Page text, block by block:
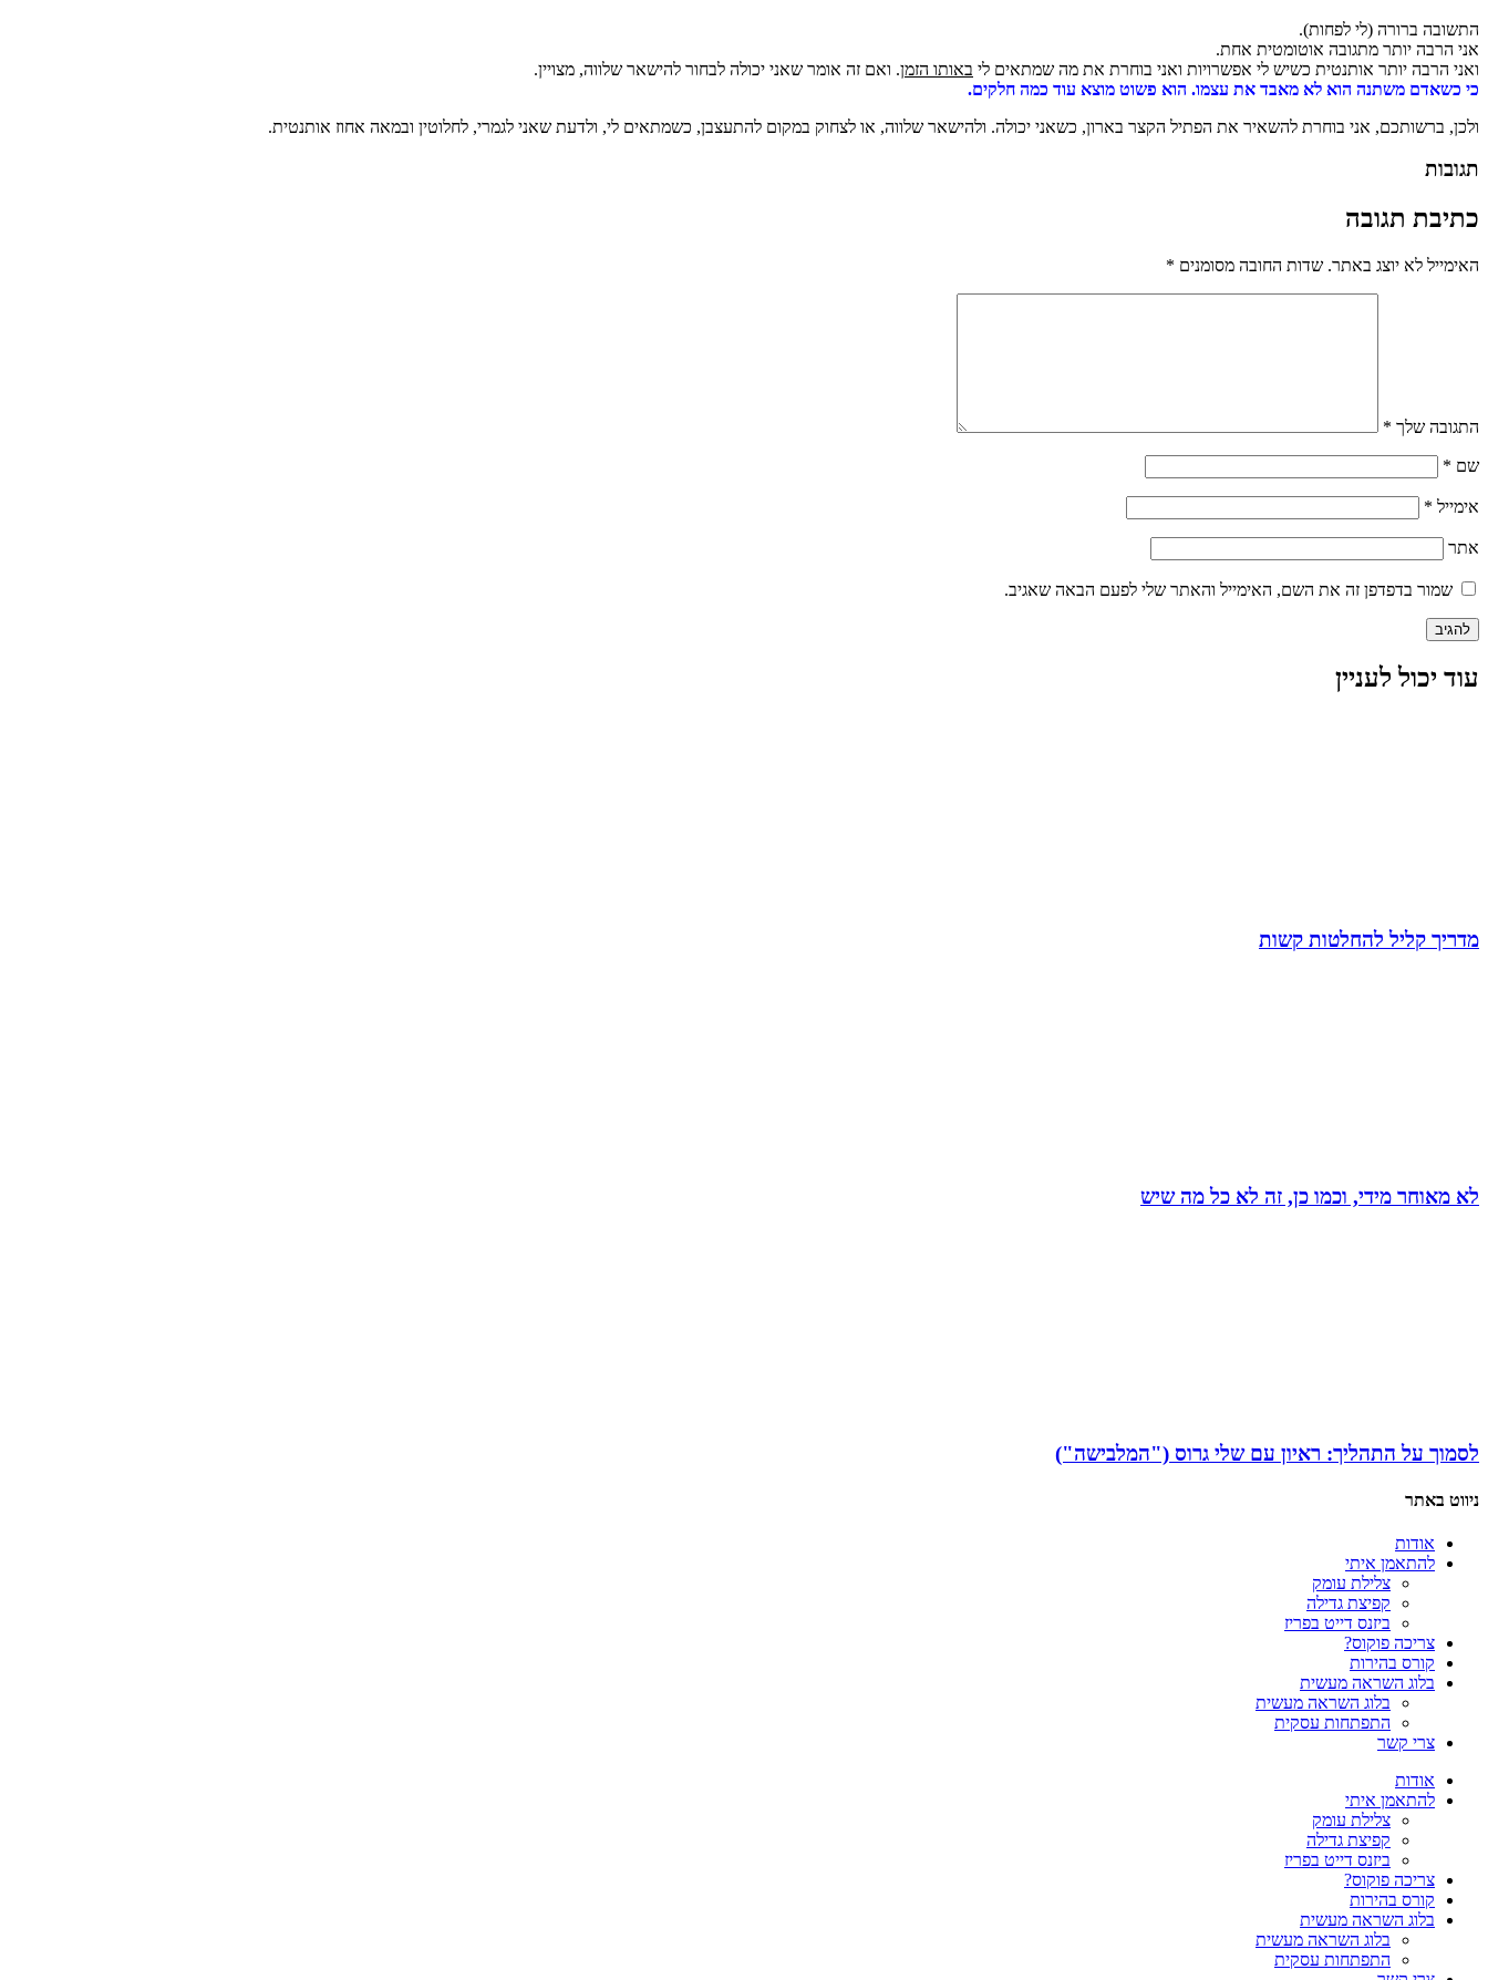
התשובה ברורה (לי לפחות).
אני הרבה יותר מתגובה אוטומטית אחת.
ואני הרבה יותר אותנטית כשיש לי אפשרויות ואני בוחרת את מה שמתאים לי באותו הזמן. ואם זה אומר שאני יכולה לבחור להישאר שלווה, מצויין.
כי כשאדם משתנה הוא לא מאבד את עצמו. הוא פשוט מוצא עוד כמה חלקים.
ולכן, ברשותכם, אני בוחרת להשאיר את הפתיל הקצר בארון, כשאני יכולה. ולהישאר שלווה, או לצחוק במקום להתעצבן, כשמתאים לי, ולדעת שאני לגמרי, לחלוטין ובמאה אחוז אותנטית.
תגובות
כתיבת תגובה
האימייל לא יוצג באתר. שדות החובה מסומנים *
התגובה שלך *
שם *
אימייל *
אתר
שמור בדפדפן זה את השם, האימייל והאתר שלי לפעם הבאה שאגיב.
עוד יכול לעניין
מדריך קליל להחלטות קשות
לא מאוחר מידי, וכמו כן, זה לא כל מה שיש
לסמוך על התהליך: ראיון עם שלי גרוס ("המלבישה")
ניווט באתר
אודות
להתאמן איתי
צלילת עומק
קפיצת גדילה
ביזנס דייט בפריז
צריכה פוקוס?
קורס בהירות
בלוג השראה מעשית
בלוג השראה מעשית
התפתחות עסקית
צרי קשר
אודות
להתאמן איתי
צלילת עומק
קפיצת גדילה
ביזנס דייט בפריז
צריכה פוקוס?
קורס בהירות
בלוג השראה מעשית
בלוג השראה מעשית
התפתחות עסקית